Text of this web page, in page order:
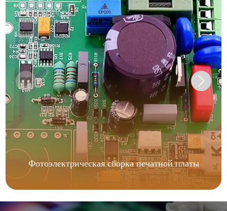
Фотоэлектрическая сборка печатной платы